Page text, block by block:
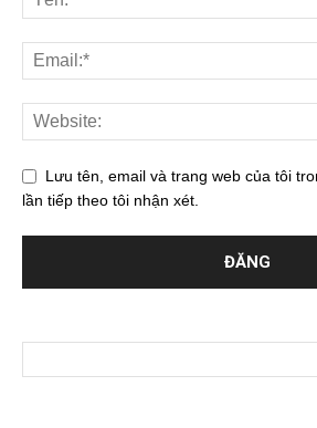
Lưu tên, email và trang web của tôi
lần tiếp theo tôi nhận xét.